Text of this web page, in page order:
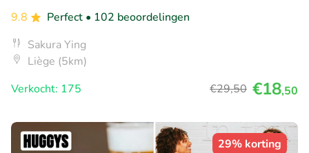
9.8
Perfect • 102 beoordelingen
Sakura Ying
Liège (5km)
Verkocht: 175
€29,50 €18,50
29% korting